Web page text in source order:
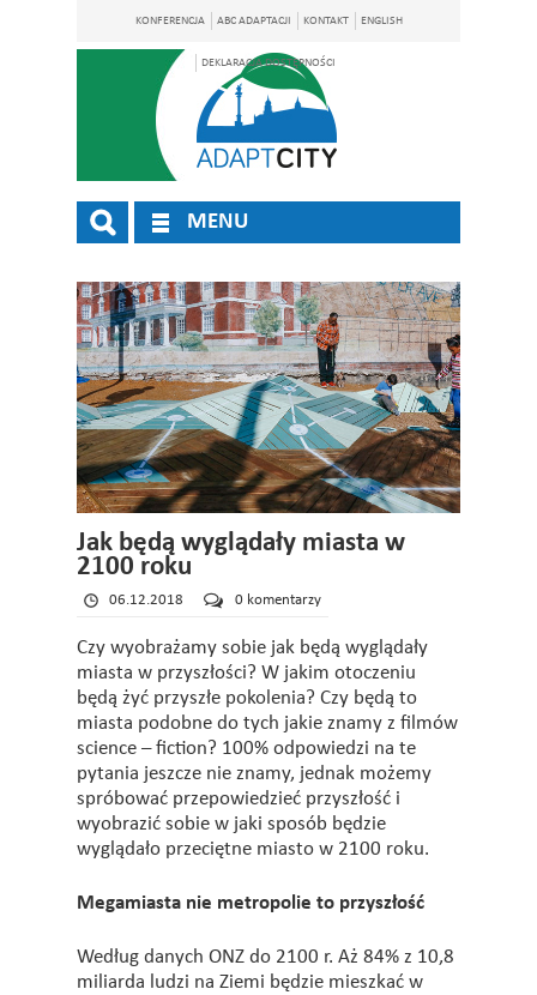
KONFERENCJA ABC ADAPTACJI KONTAKT ENGLISH
DEKLARACJA DOSTĘPNOŚCI
MENU
Jak będą wyglądały miasta w
2100 roku
06.12.2018 0 komentarzy
Czy wyobrażamy sobie jak będą wyglądały
miasta w przyszłości? W jakim otoczeniu
będą żyć przyszłe pokolenia? Czy będą to
miasta podobne do tych jakie znamy z filmów
science – fiction? 100% odpowiedzi na te
pytania jeszcze nie znamy, jednak możemy
spróbować przepowiedzieć przyszłość i
wyobrazić sobie w jaki sposób będzie
wyglądało przeciętne miasto w 2100 roku.
Megamiasta nie metropolie to przyszłość
Według danych ONZ do 2100 r. Aż 84% z 10,8
miliarda ludzi na Ziemi będzie mieszkać w